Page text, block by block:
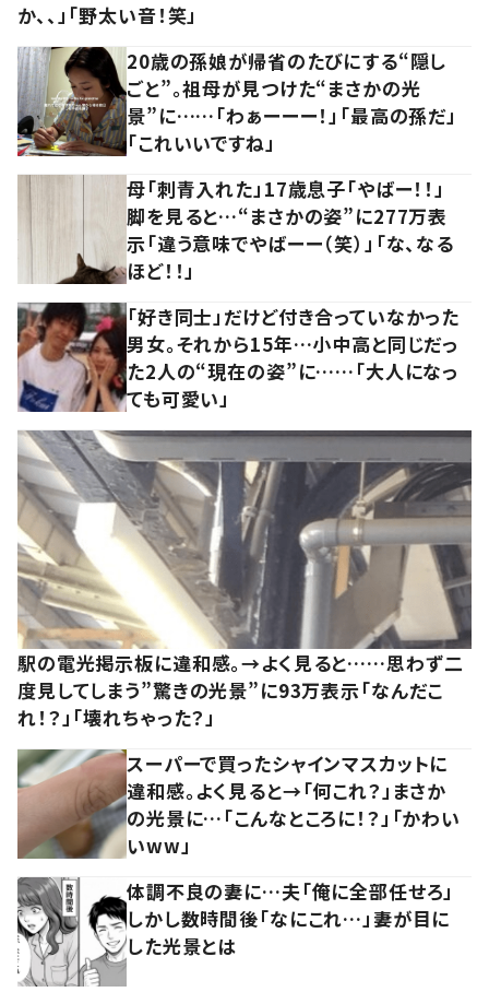
か、、」「野太い音！笑」
20歳の孫娘が帰省のたびにする“隠し
ごと”。祖母が見つけた“まさかの光
景”に……「わぁーーー！」「最高の孫だ」
「これいいですね」
母「刺青入れた」17歳息子「やばー！！」
脚を見ると…“まさかの姿”に277万表
示「違う意味でやばーー（笑）」「な、なる
ほど！！」
「好き同士」だけど付き合っていなかった
男女。それから15年…小中高と同じだっ
た2人の“現在の姿”に……「大人になっ
ても可愛い」
駅の電光掲示板に違和感。→よく見ると……思わず二
度見してしまう”驚きの光景”に93万表示「なんだこ
れ！？」「壊れちゃった？」
スーパーで買ったシャインマスカットに
違和感。よく見ると→「何これ？」まさか
の光景に…「こんなところに！？」「かわい
いww」
体調不良の妻に…夫「俺に全部任せろ」
しかし数時間後「なにこれ…」妻が目に
した光景とは